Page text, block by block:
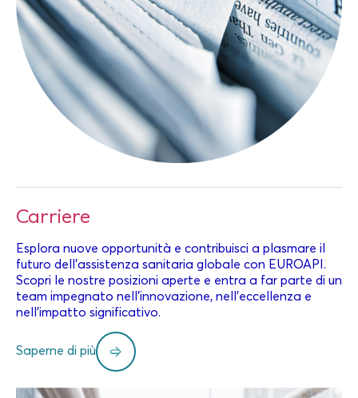
Carriere
Esplora nuove opportunità e contribuisci a plasmare il
futuro dell'assistenza sanitaria globale con EUROAPI.
Scopri le nostre posizioni aperte e entra a far parte di un
team impegnato nell'innovazione, nell'eccellenza e
nell'impatto significativo.
Saperne di più